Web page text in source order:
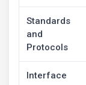
Standards
and
Protocols
Interface